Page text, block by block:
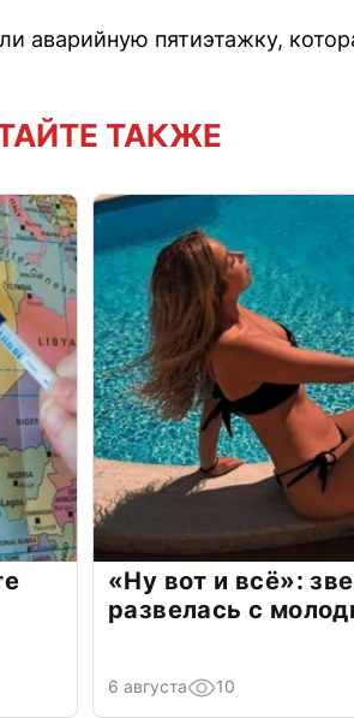
аварийную пятиэтажку,
ТАКЖЕ
«Ну вот и всё»:
развелась с
6 августа 10